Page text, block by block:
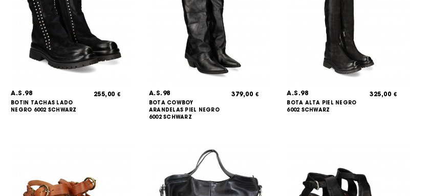
A.S.98
BOTIN TACHAS LADO
NEGRO 6002 SCHWARZ
255,00€ A.S.98
BOTA COWBOY
ARANDELAS PIEL NEGRO
6002 SCHWARZ
379,00 € A.S.98
BOTA ALTA PIEL NEGRO
6002 SCHWARZ
325,00 €